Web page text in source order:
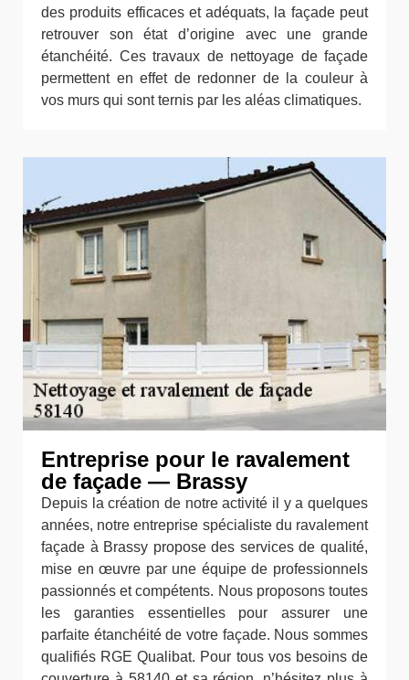
des produits efficaces et adéquats, la façade peut
retrouver son état d’origine avec une grande
étanchéité. Ces travaux de nettoyage de façade
permettent en effet de redonner de la couleur à
vos murs qui sont ternis par les aléas climatiques.
Entreprise pour le ravalement
de façade — Brassy
Depuis la création de notre activité il y a quelques
années, notre entreprise spécialiste du ravalement
façade à Brassy propose des services de qualité,
mise en œuvre par une équipe de professionnels
passionnés et compétents. Nous proposons toutes
les garanties essentielles pour assurer une
parfaite étanchéité de votre façade. Nous sommes
qualifiés RGE Qualibat. Pour tous vos besoins de